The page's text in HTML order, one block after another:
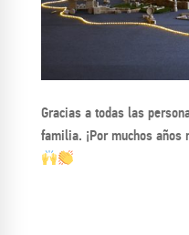
Gracias a todas las
familia. ¡Por muchos años